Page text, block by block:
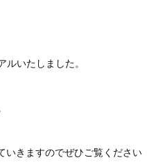
いたしました。
いきますのでぜひご覧ください